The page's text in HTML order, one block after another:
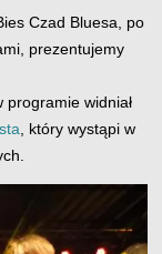
Czad Bluesa, po
prezentujemy
programie widniał
, który wystąpi w